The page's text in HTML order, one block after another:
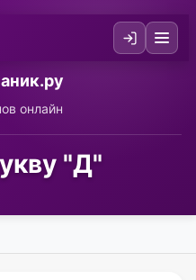
онлайн
"Д"